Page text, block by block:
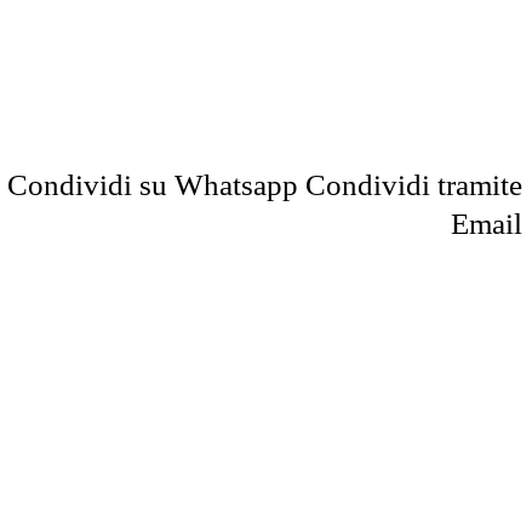
Condividi su Whatsapp Condividi tramite
Email